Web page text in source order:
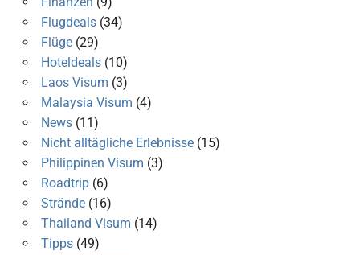
Flugdeals(34)
Flüge(29)
Hoteldeals(10)
Laos Visum (3)
Malaysia Visum (4)
News(11)
Nicht alltägliche Erlebnisse(15)
Philippinen Visum (3)
Roadtrip(6)
Strände(16)
Thailand Visum (14)
Tipps(49)